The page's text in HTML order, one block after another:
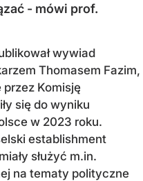
- mówi prof.
wywiad
Thomasem Fazim,
Komisję
się do wyniku
w 2023 roku.
establishment
służyć m.in.
na tematy polityczne